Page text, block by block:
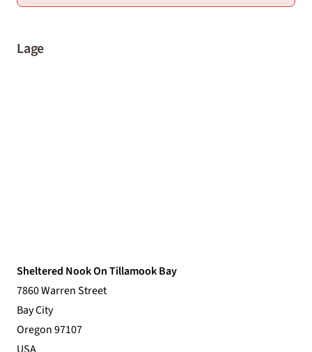
Lage
Sheltered Nook On Tillamook Bay
7860 Warren Street
Bay City
Oregon 97107